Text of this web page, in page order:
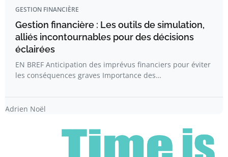
GESTION FINANCIÈRE
Gestion financière : Les outils de simulation,
alliés incontournables pour des décisions
éclairées
EN BREF Anticipation des imprévus financiers pour éviter
les conséquences graves Importance des…
Adrien Noël